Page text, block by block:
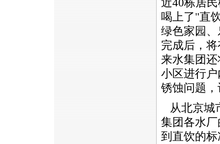
近40栋居
喝上了"直
绿色家园
完成后，
来水集团
小区进行
锈蚀问题
从北京城
集团各水
到直饮的